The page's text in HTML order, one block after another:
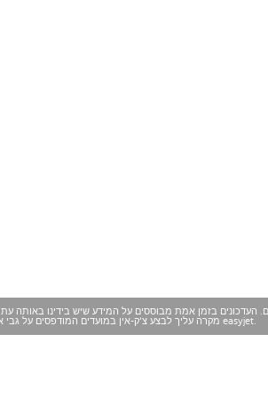
העדכונים בזמן אמת מבוססים על המידע שיש בידינו באותה
מקרה עליך לבצע צ'ק-אין במועדים המודפסים על גבי אישור ההזמנה שלך, אלא אם קיבלת הוראה אחרת על ידי easyjet.